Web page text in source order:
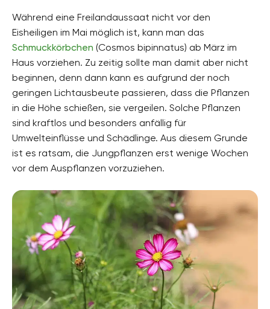
Während eine Freilandaussaat nicht vor den
Eisheiligen im Mai möglich ist, kann man das
Schmuckkörbchen (Cosmos bipinnatus) ab März im
Haus vorziehen. Zu zeitig sollte man damit aber nicht
beginnen, denn dann kann es aufgrund der noch
geringen Lichtausbeute passieren, dass die Pflanzen
in die Höhe schießen, sie vergeilen. Solche Pflanzen
sind kraftlos und besonders anfällig für
Umwelteinflüsse und Schädlinge. Aus diesem Grunde
ist es ratsam, die Jungpflanzen erst wenige Wochen
vor dem Auspflanzen vorzuziehen.